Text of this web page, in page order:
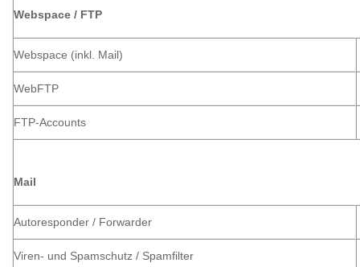
Webspace / FTP
Webspace (inkl. Mail)
WebFTP
FTP-Accounts
Mail
Autoresponder / Forwarder
Viren- und Spamschutz / Spamfilter